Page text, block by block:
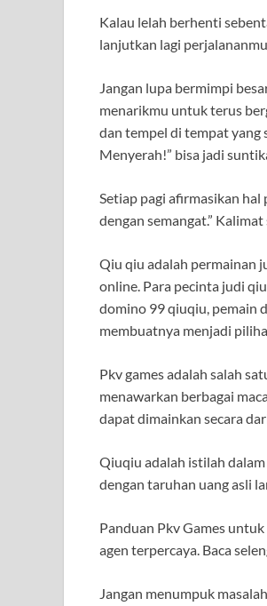
Kalau lelah berhenti
lanjutkan lagi
Jangan lupa bermimpi
menarikmu untuk terus
dan tempel di tempat yang
Menyerah!” bisa jadi
Setiap pagi afirmasikan hal
dengan semangat.”
Qiu qiu adalah permainan
online. Para pecinta judi
domino 99 qiuqiu, pemain
membuatnya menjadi
Pkv games adalah salah
menawarkan berbagai
dapat dimainkan secara
Qiuqiu adalah istilah
dengan taruhan uang asli
Panduan Pkv Games
agen terpercaya. Baca
Jangan menumpuk